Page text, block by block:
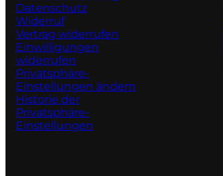
Datenschutz
Widerruf
Vertrag widerrufen
Einwilligungen
widerrufen
Privatsphäre-
Einstellungen ändern
Historie der
Privatsphäre-
Einstellungen